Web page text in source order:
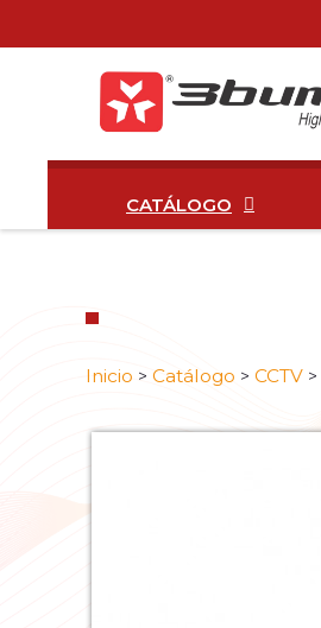
CATÁLOGO
Inicio > Catálogo > CCTV >